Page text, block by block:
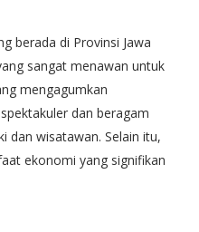
berada di Provinsi Jawa
sangat menawan untuk
mengagumkan
dan beragam
dan wisatawan. Selain itu,
ekonomi yang signifikan